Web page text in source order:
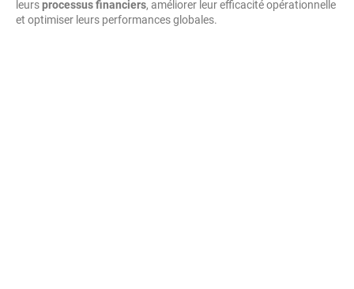
leursprocessus financiers, améliorer leur efficacité opérationnelle
et optimiser leurs performances globales.